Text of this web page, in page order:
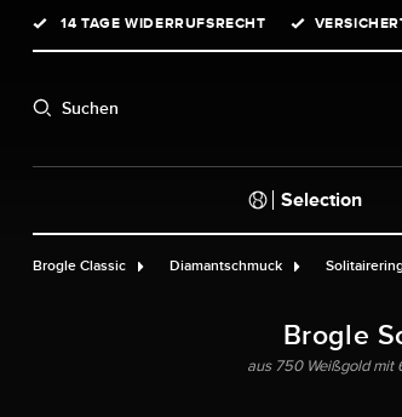
Zur Hauptnavigation springen
14 TAGE WIDERRUFSRECHT
Suchen
Selection
Brogle Classic Diamantschmuck
Brogle
aus 750 Weißgold mit